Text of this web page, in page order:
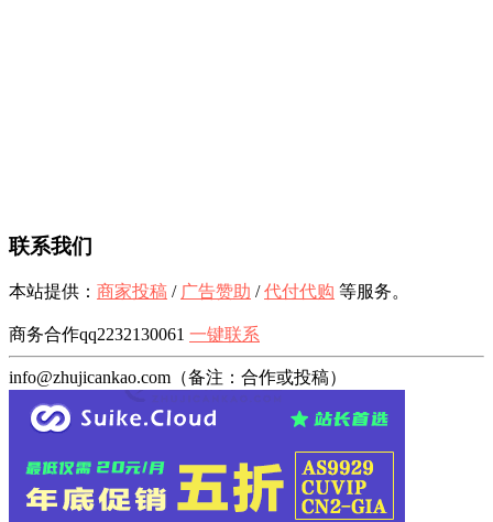
联系我们
本站提供： 商家投稿 / 广告赞助 /代付代购 等服务。
商务合作qq2232130061 一键联系
info@zhujicankao.com（备注：合作或投稿）